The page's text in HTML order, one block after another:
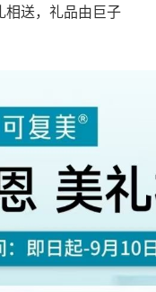
相送，礼品由巨子